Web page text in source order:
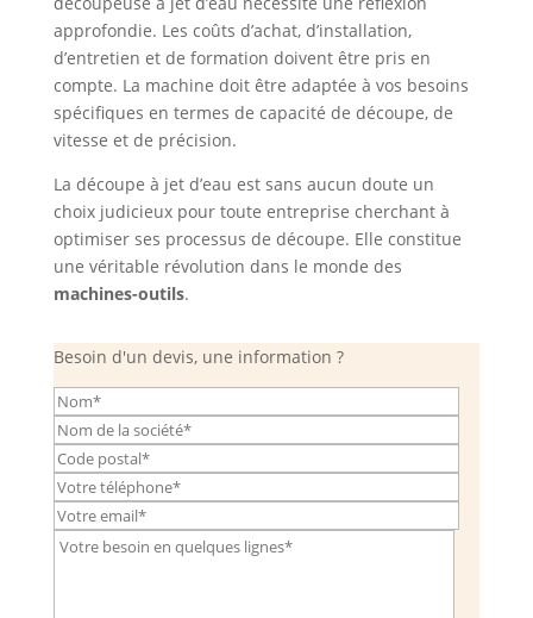
approfondie. Les coûts d’achat, d’installation,
d’entretien et de formation doivent être pris en
compte. La machine doit être adaptée à vos besoins
spécifiques en termes de capacité de découpe, de
vitesse et de précision.
La découpe à jet d’eau est sans aucun doute un
choix judicieux pour toute entreprise cherchant à
optimiser ses processus de découpe. Elle constitue
une véritable révolution dans le monde des
machines-outils.
Besoin d'un devis, une information ?